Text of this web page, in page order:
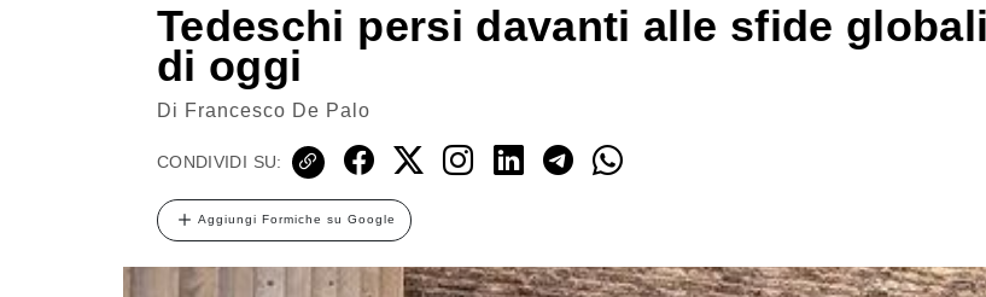
Tedeschi persi davanti alle sfide
di oggi
Di Francesco De Palo
CONDIVIDI SU:
Aggiungi Formiche su Google